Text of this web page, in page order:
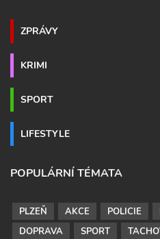
ZPRÁVY
KRIMI
SPORT
LIFESTYLE
POPULÁRNÍ TÉMATA
PLZEŇ AKCE POLICIE
DOPRAVA
SPORT